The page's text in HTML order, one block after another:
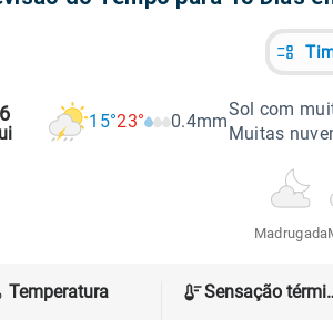
15°23° 0.4mm
Sol com
Muitas
Madrugada
Temperatura